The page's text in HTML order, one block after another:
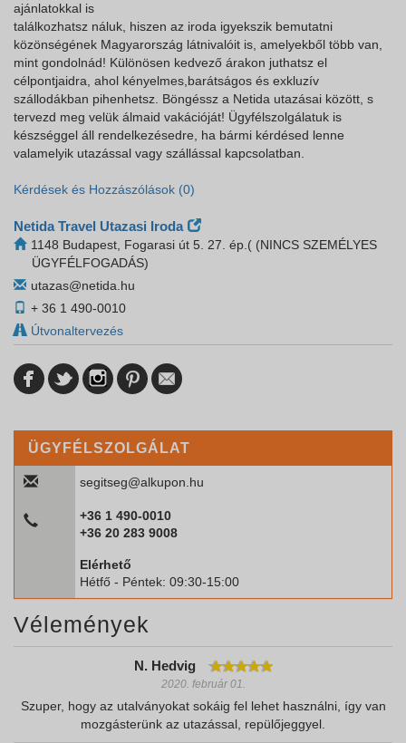
ajánlatokkal is
találkozhatsz náluk, hiszen az iroda igyekszik bemutatni
közönségének Magyarország látnivalóit is, amelyekből több van,
mint gondolnád! Különösen kedvező árakon juthatsz el
célpontjaidra, ahol kényelmes,barátságos és exkluzív
szállodákban pihenhetsz. Böngéssz a Netida utazásai között, s
tervezd meg velük álmaid vakációját! Ügyfélszolgálatuk is
készséggel áll rendelkezésedre, ha bármi kérdésed lenne
valamelyik utazással vagy szállással kapcsolatban.
Kérdések és Hozzászólások (0)
Netida Travel Utazasi Iroda
1148 Budapest, Fogarasi út 5. 27. ép.( (NINCS SZEMÉLYES
ÜGYFÉLFOGADÁS)
utazas@netida.hu
+ 36 1 490-0010
Útvonaltervezés
ÜGYFÉLSZOLGÁLAT
segitseg@alkupon.hu
+36 1 490-0010
+36 20 283 9008
Elérhető
Hétfő - Péntek: 09:30-15:00
Vélemények
N. Hedvig
2020. február 01.
Szuper, hogy az utalványokat sokáig fel lehet használni, így van
mozgásterünk az utazással, repülőjeggyel.